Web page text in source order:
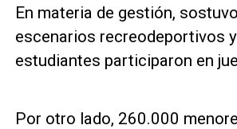
En materia de gestión,
escenarios recreodeportivos
estudiantes participaron en
Por otro lado, 260.000